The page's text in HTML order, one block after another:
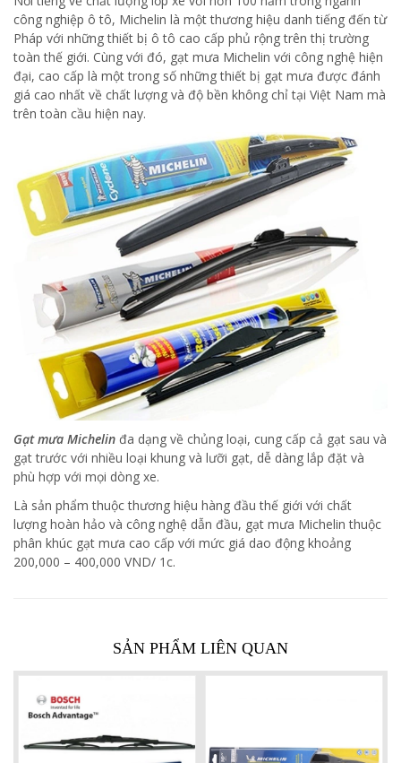
công nghiệp ô tô, Michelin là một thương hiệu danh tiếng đến từ
Pháp với những thiết bị ô tô cao cấp phủ rộng trên thị trường
toàn thế giới. Cùng với đó, gạt mưa Michelin với công nghệ hiện
đại, cao cấp là một trong số những thiết bị gạt mưa được đánh
giá cao nhất về chất lượng và độ bền không chỉ tại Việt Nam mà
trên toàn cầu hiện nay.
Gạt mưa Michelin đa dạng về chủng loại, cung cấp cả gạt sau và
gạt trước với nhiều loại khung và lưỡi gạt, dễ dàng lắp đặt và
phù hợp với mọi dòng xe.
Là sản phẩm thuộc thương hiệu hàng đầu thế giới với chất
lượng hoàn hảo và công nghệ dẫn đầu, gạt mưa Michelin thuộc
phân khúc gạt mưa cao cấp với mức giá dao động khoảng
200,000 – 400,000 VND/ 1c.
SẢN PHẨM LIÊN QUAN